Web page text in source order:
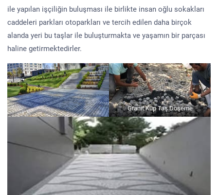
ile yapılan işçiliğin buluşması ile birlikte insan oğlu sokakları
caddeleri parkları otoparkları ve tercih edilen daha birçok
alanda yeri bu taşlar ile buluşturmakta ve yaşamın bir parçası
haline getirmektedirler.
Granit Küp Taş Döşeme